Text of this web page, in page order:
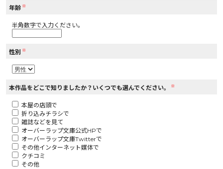
年齢 ※
半角数字で入力ください。
性別 ※
本作品をどこで知りましたか？いくつでも選んでください。 ※
本屋の店頭で
折り込みチラシで
雑誌などを見て
オーバーラップ文庫公式HPで
オーバーラップ文庫Twitterで
その他インターネット媒体で
クチコミ
その他